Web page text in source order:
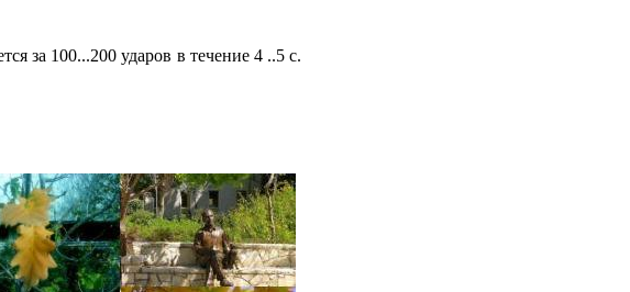
за 100...200 ударов в течение 4 ..5 с.